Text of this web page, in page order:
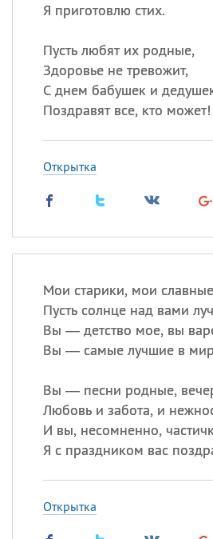
Я приготовлю стих.
Пусть любят их родные,
Здоровье не тревожит,
С днем бабушек и
Поздравят все, кто может!
Открытка
Мои старики, мои
Пусть солнце над вами
Вы — детство мое, вы
Вы — самые лучшие в
Вы — песни родные,
Любовь и забота, и
И вы, несомненно,
Я с праздником вас
Открытка